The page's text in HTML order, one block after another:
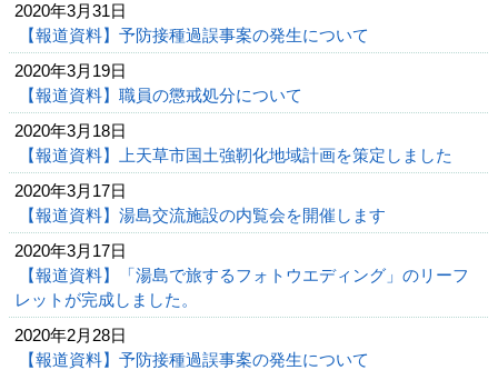
2020年3月31日
【報道資料】予防接種過誤事案の発生について
2020年3月19日
【報道資料】職員の懲戒処分について
2020年3月18日
【報道資料】上天草市国土強靭化地域計画を策定しました
2020年3月17日
【報道資料】湯島交流施設の内覧会を開催します
2020年3月17日
【報道資料】「湯島で旅するフォトウエディング」のリーフ
レットが完成しました。
2020年2月28日
【報道資料】予防接種過誤事案の発生について